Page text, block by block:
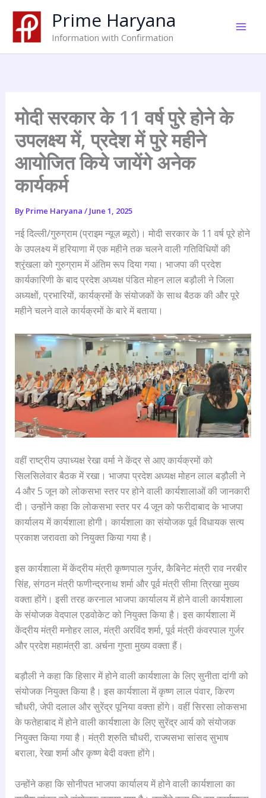
content
Prime Haryana
Information with Confirmation
मोदी सरकार के 11 वर्ष पुरे होने के
उपलक्ष्य में, प्रदेश में पुरे महीने
आयोजित किये जायेंगे अनेक
कार्यकर्म
By Prime Haryana / June 1, 2025
नई दिल्ली/गुरुग्राम (प्राइम न्यूज़ ब्यूरो)। मोदी सरकार के 11 वर्ष पूरे होने
के उपलक्ष्य में हरियाणा में एक महीने तक चलने वाली गतिविधियों की
श्रृंखला को गुरुग्राम में अंतिम रूप दिया गया। भाजपा की प्रदेश
कार्यकारिणी के बाद प्रदेश अध्यक्ष पंडित मोहन लाल बड़ौली ने जिला
अध्यक्षों, प्रभारियों, कार्यक्रमों के संयोजकों के साथ बैठक की और पूरे
महीने चलने वाले कार्यक्रमों के बारे में बताया।
वहीं राष्ट्रीय उपाध्यक्ष रेखा वर्मा ने केंद्र से आए कार्यक्रमों को
सिलसिलेवार बैठक में रखा। भाजपा प्रदेश अध्यक्ष मोहन लाल बड़ौली ने
4 और 5 जून को लोकसभा स्तर पर होने वाली कार्यशालाओं की जानकारी
दी। उन्होंने कहा कि लोकसभा स्तर पर 4 जून को फरीदाबाद के भाजपा
कार्यालय में कार्यशाला होगी। कार्यशाला का संयोजक पूर्व विधायक सत्य
प्रकाश जरावता को नियुक्त किया गया है।
इस कार्यशाला में केंद्रीय मंत्री कृष्णपाल गुर्जर, कैबिनेट मंत्री राव नरबीर
सिंह, संगठन मंत्री फणीन्द्रनाथ शर्मा और पूर्व मंत्री सीमा त्रिखा मुख्य
वक्ता होंगे। इसी तरह करनाल भाजपा कार्यालय में होने वाली कार्यशाला
के संयोजक वेदपाल एडवोकेट को नियुक्त किया है। इस कार्यशाला में
केंद्रीय मंत्री मनोहर लाल, मंत्री अरविंद शर्मा, पूर्व मंत्री कंवरपाल गुर्जर
और प्रदेश महामंत्री डा. अर्चना गुप्ता मुख्य वक्ता हैं।
बड़ौली ने कहा कि हिसार में होने वाली कार्यशाला के लिए सुनीता दांगी को
संयोजक नियुक्त किया है। इस कार्यशाला में कृष्ण लाल पंवार, किरण
चौधरी, जेपी दलाल और सुरेंद्र पूनिया वक्ता होंगे। वहीं सिरसा लोकसभा
के फतेहाबाद में होने वाली कार्यशाला के लिए सुरेंद्र आर्य को संयोजक
नियुक्त किया गया है। मंत्री श्रुति चौधरी, राज्यसभा सांसद सुभाष
बराला, रेखा शर्मा और कृष्ण बेदी वक्ता होंगे।
उन्होंने कहा कि सोनीपत भाजपा कार्यालय में होने वाली कार्यशाला का